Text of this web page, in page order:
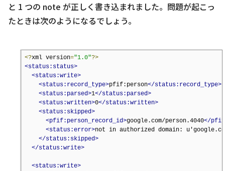
と 1 つの note が正しく書き込まれました。 問題が起こっ
たときは次のようになるでしょう。
<?xml version="1.0"?>
<status:status>
<status:write>
<status:record_type>pfif:person</status:record_type>
<status:parsed>1</status:parsed>
<status:written>0</status:written>
<status:skipped>
<pfif:person_record_id>google.com/person.4040</
<status:error>not in authorized domain:
</status:skipped>
</status:write>
<status:write>